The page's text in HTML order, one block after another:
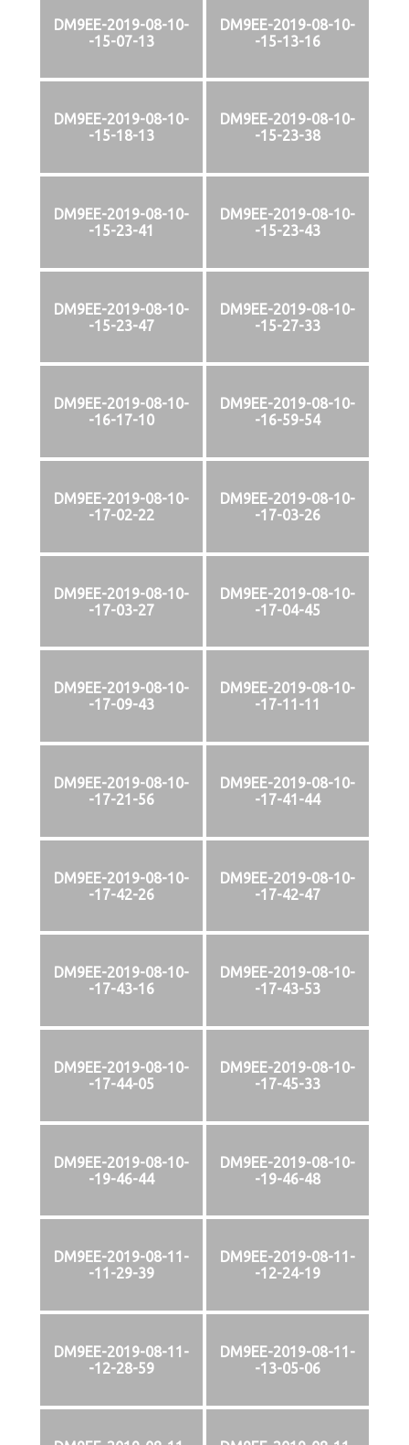
DM9EE-2019-08-10-
-15-07-13
DM9EE-2019-08-10-
-15-13-16
DM9EE-2019-08-10-
-15-18-13
DM9EE-2019-08-10-
-15-23-38
DM9EE-2019-08-10-
-15-23-41
DM9EE-2019-08-10-
-15-23-43
DM9EE-2019-08-10-
-15-23-47
DM9EE-2019-08-10-
-15-27-33
DM9EE-2019-08-10-
-16-17-10
DM9EE-2019-08-10-
-16-59-54
DM9EE-2019-08-10-
-17-02-22
DM9EE-2019-08-10-
-17-03-26
DM9EE-2019-08-10-
-17-03-27
DM9EE-2019-08-10-
-17-04-45
DM9EE-2019-08-10-
-17-09-43
DM9EE-2019-08-10-
-17-11-11
DM9EE-2019-08-10-
-17-21-56
DM9EE-2019-08-10-
-17-41-44
DM9EE-2019-08-10-
-17-42-26
DM9EE-2019-08-10-
-17-42-47
DM9EE-2019-08-10-
-17-43-16
DM9EE-2019-08-10-
-17-43-53
DM9EE-2019-08-10-
-17-44-05
DM9EE-2019-08-10-
-17-45-33
DM9EE-2019-08-10-
-19-46-44
DM9EE-2019-08-10-
-19-46-48
DM9EE-2019-08-11-
-11-29-39
DM9EE-2019-08-11-
-12-24-19
DM9EE-2019-08-11-
-12-28-59
DM9EE-2019-08-11-
-13-05-06